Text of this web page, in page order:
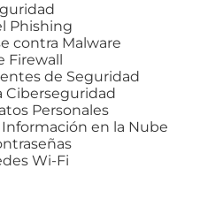
Phishing
contra Malware
Firewall
de Seguridad
Ciberseguridad
Personales
en la Nube
Wi-Fi